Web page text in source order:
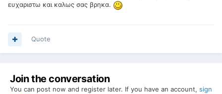
ευχαριστω και καλως σας βρηκα.
Quote
Join the conversation
You can post now and register later. If you have an account, sign